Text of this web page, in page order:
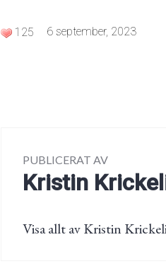
125 6 september, 2023
PUBLICERAT AV
Kristin
Visa allt av Kristin